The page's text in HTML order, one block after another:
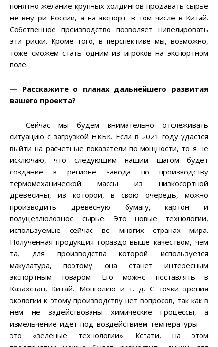
понятно желание крупных холдингов продавать сырье
не внутри России, а на экспорт, в том числе в Китай.
Собственное производство позволяет нивелировать
эти риски. Кроме того, в перспективе мы, возможно,
тоже сможем стать одним из игроков на экспортном
поле.
— Расскажите о планах дальнейшего развития
вашего проекта?
— Сейчас мы будем внимательно отслеживать
ситуацию с загрузкой НКБК. Если в 2021 году удастся
выйти на расчетные показатели по мощности, то я не
исключаю, что следующим нашим шагом будет
создание в регионе завода по производству
термомеханической массы из низкосортной
древесины, из которой, в свою очередь, можно
производить древесную бумагу, картон и
полуцеллюлозное сырье. Это новые технологии,
используемые сейчас во многих странах мира.
Полученная продукция гораздо выше качеством, чем
та, для производства которой используется
макулатура, поэтому она станет интересным
экспортным товаром. Его можно поставлять в
Казахстан, Китай, Монголию и т. д. С точки зрения
экологии к этому производству нет вопросов, так как в
нем не задействованы химические процессы, а
измельчение идет под воздействием температуры —
это «зеленые технологии». Кстати, на этом